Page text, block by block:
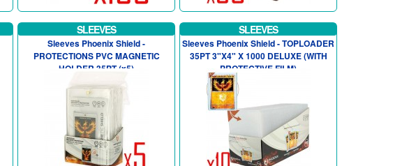
SLEEVES
Sleeves Phoenix Shield -
PROTECTIONS PVC MAGNETIC
HOLDER 35PT (x5)
SLEEVES
Sleeves Phoenix Shield - TOPLOADER
35PT 3"X4" X 1000 DELUXE (WITH
PROTECTIVE FILM)